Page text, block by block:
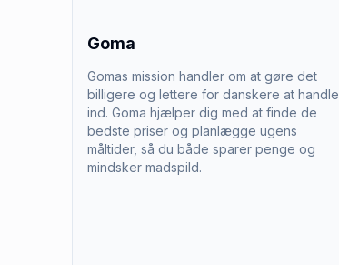
Goma
Gomas mission handler om at gøre det
billigere og lettere for danskere at handle
ind. Goma hjælper dig med at finde de
bedste priser og planlægge ugens
måltider, så du både sparer penge og
mindsker madspild.